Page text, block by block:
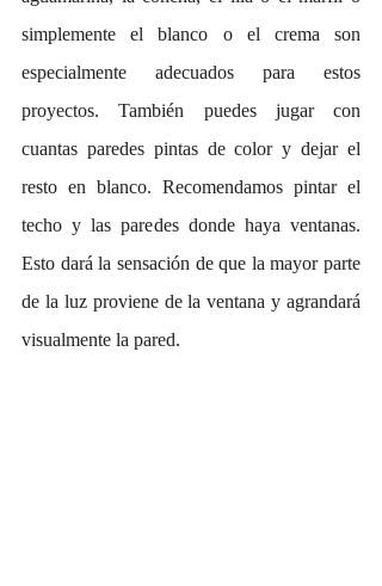
simplemente el blanco o el crema son
especialmente adecuados para estos
proyectos. También puedes jugar con
cuantas paredes pintas de color y dejar el
resto en blanco. Recomendamos pintar el
techo y las paredes donde haya ventanas.
Esto dará la sensación de que la mayor parte
de la luz proviene de la ventana y agrandará
visualmente la pared.